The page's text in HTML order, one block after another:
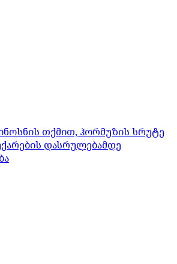
თქმით, ჰორმუზის სრუტე
დასრულებამდე